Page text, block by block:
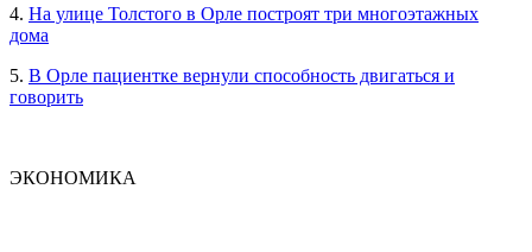
4. На улице Толстого в Орле построят три многоэтажных
дома
5. В Орле пациентке вернули способность двигаться и
говорить
ЭКОНОМИКА